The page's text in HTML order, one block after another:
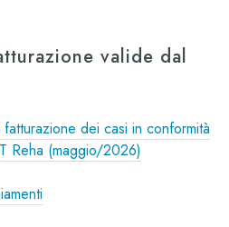
valide dal
dei casi in conformità
Reha (maggio/2026)